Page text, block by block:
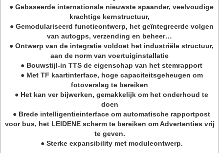
● Gebaseerde internationale nieuwste spaander, veelvoudige
krachtige kernstructuur,
● Gemodulariseerd functieontwerp, het geïntegreerde volgen
van autogps, verzending en beheer…
● Ontwerp van de integratie voldoet het industriële structuur,
aan de norm van voertuiginstallatie
● Bouwstijl-in TTS de eigenschap van het stemrapport
● Met TF kaartinterface, hoge capaciteitsgeheugen om
fotoverslag te bereiken
● Het kan ver bijwerken, gemakkelijk om het onderhoud te
doen
● Brede intelligentieinterface om automatische rapportpost
voor bus, het LEIDENE scherm te bereiken om Advertenties vrij
te geven.
● Sterke expansibility met moduleontwerp.